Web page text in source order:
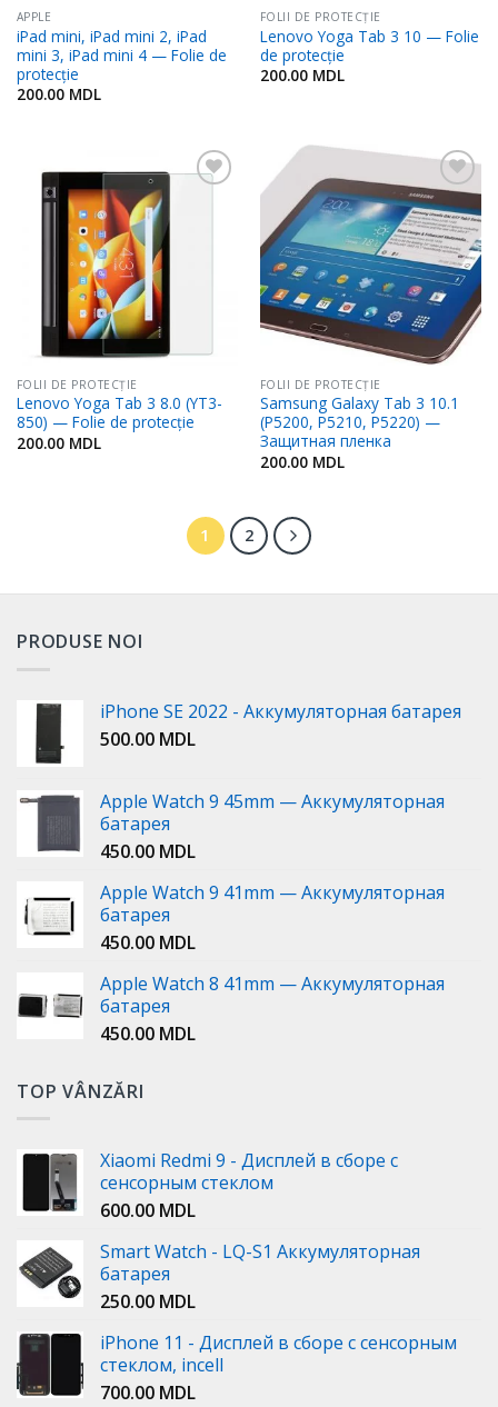
APPLE
iPad mini, iPad mini 2, iPad
mini 3, iPad mini 4 — Folie de
protecție
200.00 MDL
FOLII DE PROTECŢIE
Lenovo Yoga Tab 3 10 — Folie
de protecție
200.00 MDL
FOLII DE PROTECŢIE
Lenovo Yoga Tab 3 8.0 (YT3-
850) — Folie de protecție
200.00 MDL
Adaugă
în
Favorite
FOLII DE PROTECŢIE
Samsung Galaxy Tab 3 10.1
(P5200, P5210, P5220) —
Защитная пленка
200.00 MDL
1 2
PRODUSE NOI
iPhone SE 2022 - Аккумуляторная батарея
500.00 MDL
Apple Watch 9 45mm — Аккумуляторная
батарея
450.00 MDL
Apple Watch 9 41mm — Аккумуляторная
батарея
450.00 MDL
Apple Watch 8 41mm — Аккумуляторная
батарея
450.00 MDL
TOP VÂNZĂRI
Xiaomi Redmi 9 - Дисплей в сборе с
сенсорным стеклом
600.00 MDL
Smart Watch - LQ-S1 Аккумуляторная
батарея
250.00 MDL
iPhone 11 - Дисплей в сборе с сенсорным
стеклом, incell
700.00 MDL